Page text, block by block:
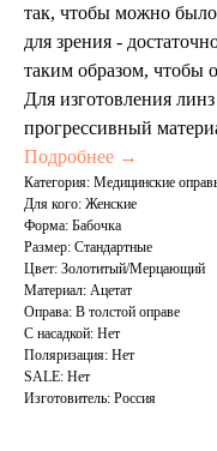
так, чтобы можно
для зрения -
таким образом, чтобы
Для изготовления
прогрессивный
Подробнее →
Категория: Медицинские
Для кого: Женские
Форма: Бабочка
Размер: Стандартные
Цвет: Золотитый/Мерцающий
Материал: Ацетат
Оправа: В толстой оправе
С насадкой: Нет
Поляризация: Нет
SALE: Нет
Изготовитель: Россия